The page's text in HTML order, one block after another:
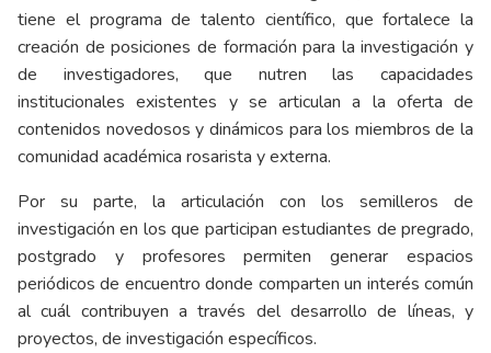
tiene el programa de talento científico, que fortalece la
creación de posiciones de formación para la investigación y
de investigadores, que nutren las capacidades
institucionales existentes y se articulan a la oferta de
contenidos novedosos y dinámicos para los miembros de la
comunidad académica rosarista y externa.
Por su parte, la articulación con los semilleros de
investigación en los que participan estudiantes de pregrado,
postgrado y profesores permiten generar espacios
periódicos de encuentro donde comparten un interés común
al cuál contribuyen a través del desarrollo de líneas, y
proyectos, de investigación específicos.